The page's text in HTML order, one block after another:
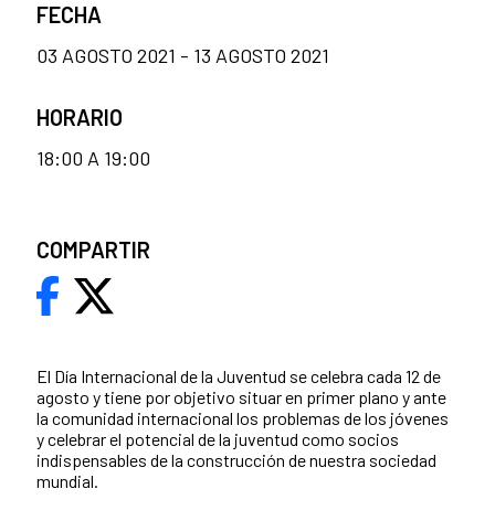
El Día Internacional de la Juventud se celebra cada 12 de
agosto y tiene por objetivo situar en primer plano y ante
la comunidad internacional los problemas de los jóvenes
y celebrar el potencial de la juventud como socios
indispensables de la construcción de nuestra sociedad
mundial.
FECHA
03 AGOSTO 2021 - 13 AGOSTO 2021
HORARIO
18:00 A 19:00
COMPARTIR